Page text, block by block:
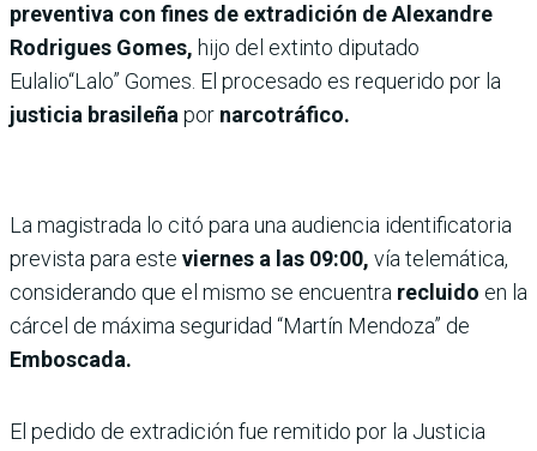
preventiva con fines de extradición de Alexandre
Rodrigues Gomes, hijo del extinto diputado
Eulalio“Lalo” Gomes. El procesado es requerido por la
justicia brasileña por narcotráfico.
La magistrada lo citó para una audiencia identificatoria
prevista para este viernes a las 09:00, vía telemática,
considerando que el mismo se encuentra recluido en la
cárcel de máxima seguridad “Martín Mendoza” de
Emboscada.
El pedido de extradición fue remitido por la Justicia